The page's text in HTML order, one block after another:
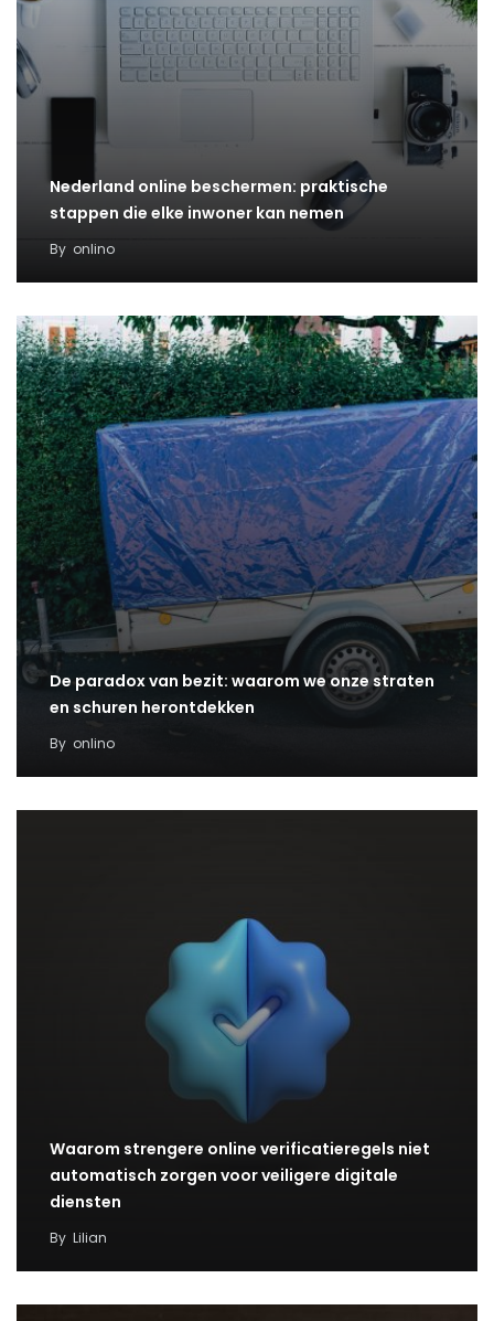
Nederland online beschermen: praktische
stappen die elke inwoner kan nemen
By onlino
De paradox van bezit: waarom we onze straten
en schuren herontdekken
By onlino
Waarom strengere online verificatieregels niet
automatisch zorgen voor veiligere digitale
diensten
By Lilian